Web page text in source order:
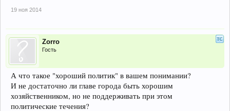
19 ноя 2014
Zorro
Гость
А что такое "хороший политик" в вашем понимании?
И не достаточно ли главе города быть хорошим
хозяйственником, но не поддерживать при этом
политические течения?